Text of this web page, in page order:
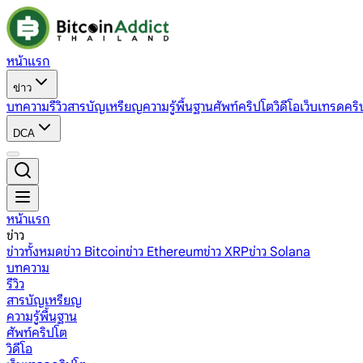
หน้าแรก
ข่าว
บทความรีวิวสารบัญเหรียญความรู้พื้นฐานศัพท์คริปโตวิดีโอเว็บเทรดค
DCA
หน้าแรก
ข่าว
ข่าวทั้งหมดข่าว Bitcoinข่าว Ethereumข่าว XRPข่าว Solana
บทความ
รีวิว
สารบัญเหรียญ
ความรู้พื้นฐาน
ศัพท์คริปโต
วิดีโอ